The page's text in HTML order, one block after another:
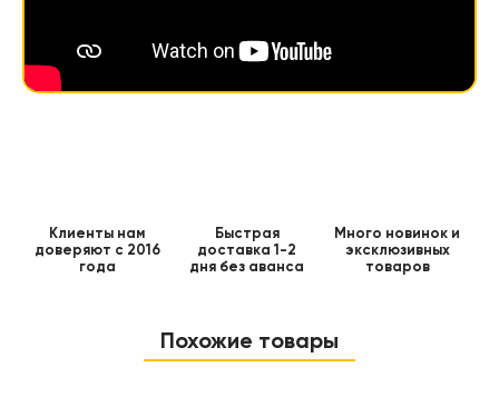
Клиенты нам
доверяют с 2016
года
Быстрая
доставка 1-2
дня без аванса
Много новинок и
эксклюзивных
товаров
Похожие товары